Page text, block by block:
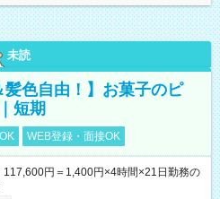
未読
髪色自由！】お菓子のピ
短期
WEB登録・面接OK
円＝1,400円×4時間×21日勤務の